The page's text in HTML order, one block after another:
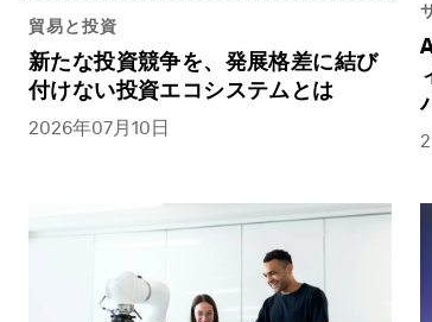
貿易と投資
新たな投資競争を、発展格差に結び
付けない投資エコシステムとは
2026年07月10日